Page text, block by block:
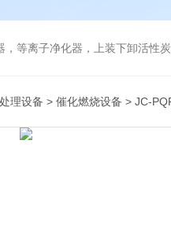
化器，上装下卸活性炭吸附箱，打磨除尘
理设备 > 催化燃烧设备 > JC-